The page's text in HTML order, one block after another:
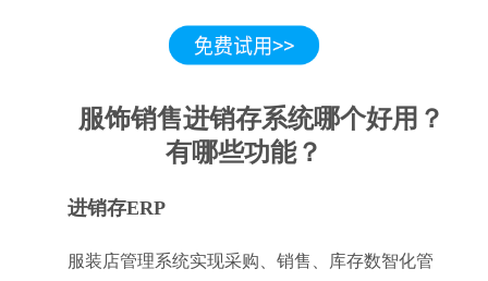
服饰销售进销存系统哪个好用？
有哪些功能？
进销存ERP
服装店管理系统实现采购、销售、库存数智化管